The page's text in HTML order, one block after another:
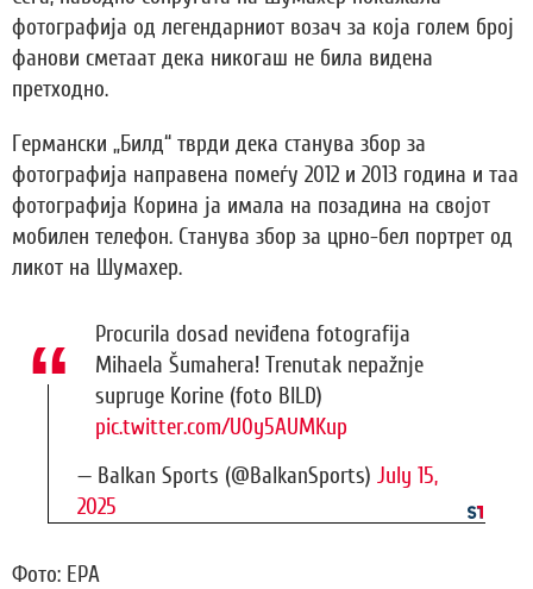
фотографија од легендарниот возач за која голем број
фанови сметаат дека никогаш не била видена
претходно.
Германски „Билд“ тврди дека станува збор за
фотографија направена помеѓу 2012 и 2013 година и таа
фотографија Корина ја имала на позадина на својот
мобилен телефон. Станува збор за црно-бел портрет од
ликот на Шумахер.
Procurila dosad neviđena fotografija
Mihaela Šumahera! Trenutak nepažnje
supruge Korine (foto BILD)
pic.twitter.com/U0y5AUMKup
— Balkan Sports (@BalkanSports) July 15,
2025
Фото: EPA